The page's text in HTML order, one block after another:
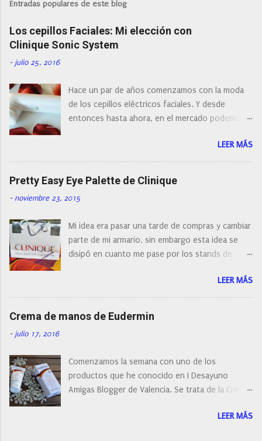
l
a
r
n
o
m
e
n
t
a
o
Entradas populares de este blog
Los cepillos Faciales: Mi elección con
Clinique Sonic System
- julio 25, 2016
Hace un par de años comenzamos con la moda
de los cepillos eléctricos faciales. Y desde
entonces hasta ahora, en el mercado podemos
con diferentes características, a pilas, a batería,
cepillos de rotación o de oscilación... y
naturalmente de todos los precios. Existe en la
actualidad tal variedad, que antes de hacer la
compra debemos de hacernos unas preguntas:
post os voy a dar mi opinión de porque elegí mi
cepillo facial de Clinique
LEER MÁS
Pretty Easy Eye Palette de Clinique
- noviembre 23, 2015
Mi idea era pasar una tarde de compras y cambiar
parte de mi armario, sin embargo esta idea se
disipó en cuanto me pase por los stands de
resistirse a esta paleta de colores de Clinique.
LEER MÁS
Crema de manos de Eudermin
- julio 17, 2016
Comenzamos la semana con uno de los
productos que he conocido en I Desayuno
Amigas Blogger de Valencia. Se trata de la Crema
manos para utilizar tanto en verano como en
LEER MÁS